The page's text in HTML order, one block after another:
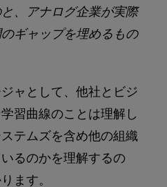
、アナログ企業が実際
ギャップを埋めるもの
ャとして、他社とビジ
習曲線のことは理解し
テムズを含め他の組織
るのかを理解するの
ます。